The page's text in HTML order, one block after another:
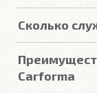
Сколько
составляет от
клиентовони
Carforma